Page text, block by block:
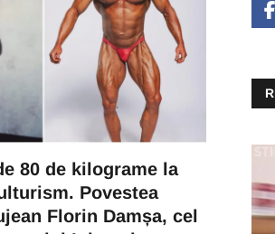
80 de kilograme la
Povestea
Florin Damșa, cel